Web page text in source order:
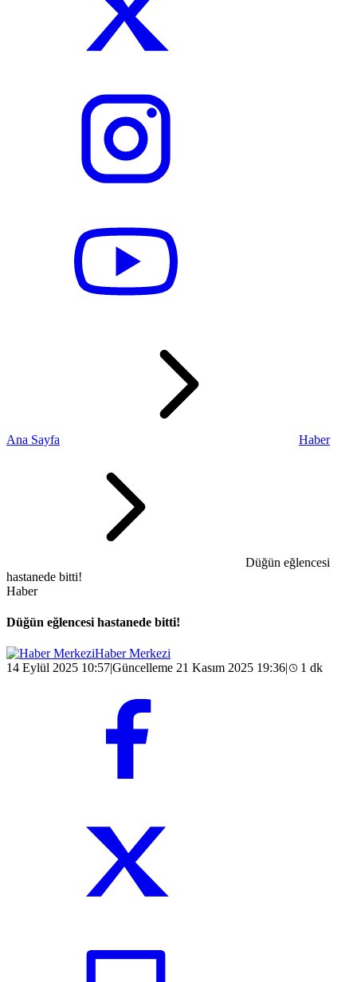
Ana Sayfa Haber
Düğün eğlencesi
hastanede bitti!
Haber
Düğün eğlencesi hastanede bitti!
Haber Merkezi
14 Eylül 2025 10:57|Güncelleme 21 Kasım 2025 19:36| 1 dk